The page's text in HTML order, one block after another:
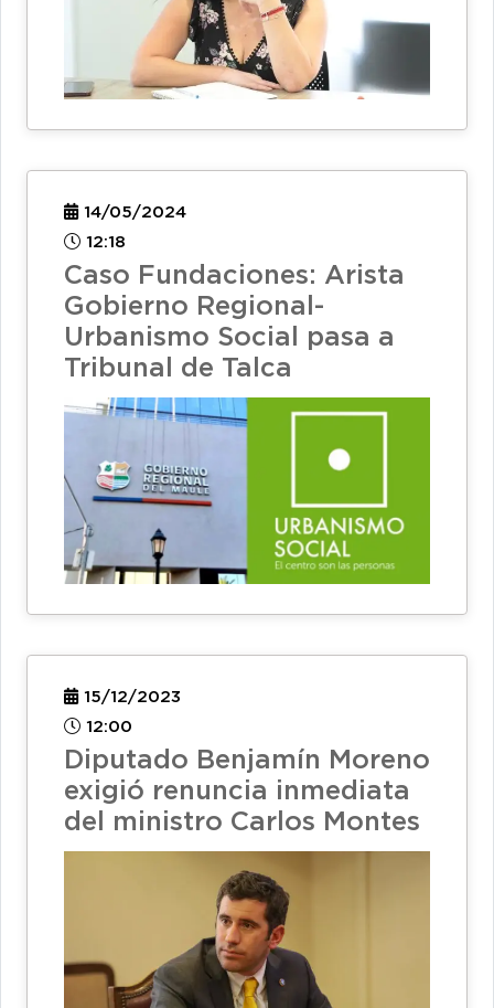
14/05/2024
12:18
Caso Fundaciones: Arista
Gobierno Regional-
Urbanismo Social pasa a
Tribunal de Talca
15/12/2023
12:00
Diputado Benjamín Moreno
exigió renuncia inmediata
del ministro Carlos Montes